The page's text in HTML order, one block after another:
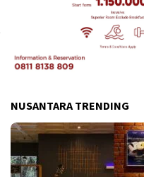
NUSANTARA TRENDING